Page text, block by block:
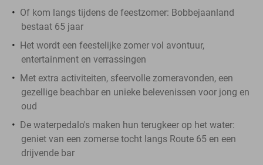
Of kom langs tijdens de feestzomer: Bobbejaanland
bestaat 65 jaar
Het wordt een feestelijke zomer vol avontuur,
entertainment en verrassingen
Met extra activiteiten, sfeervolle zomeravonden, een
gezellige beachbar en unieke belevenissen voor jong en
oud
De waterpedalo's maken hun terugkeer op het water:
geniet van een zomerse tocht langs Route 65 en een
drijvende bar